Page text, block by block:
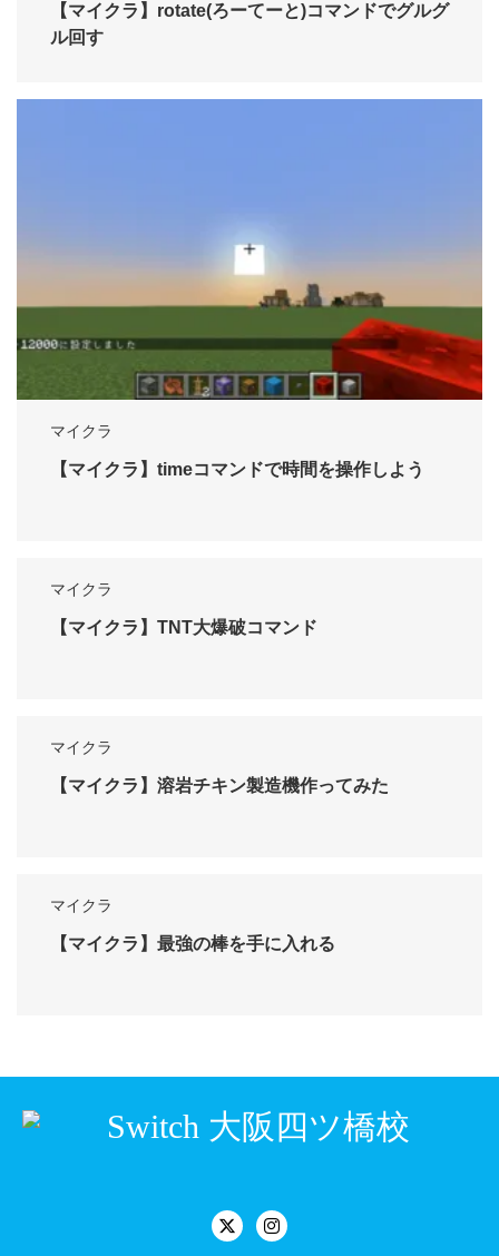
【マイクラ】rotate(ろーてーと)コマンドでグルグ
ル回す
マイクラ
【マイクラ】timeコマンドで時間を操作しよう
マイクラ
【マイクラ】TNT大爆破コマンド
マイクラ
【マイクラ】溶岩チキン製造機作ってみた
マイクラ
【マイクラ】最強の棒を手に入れる